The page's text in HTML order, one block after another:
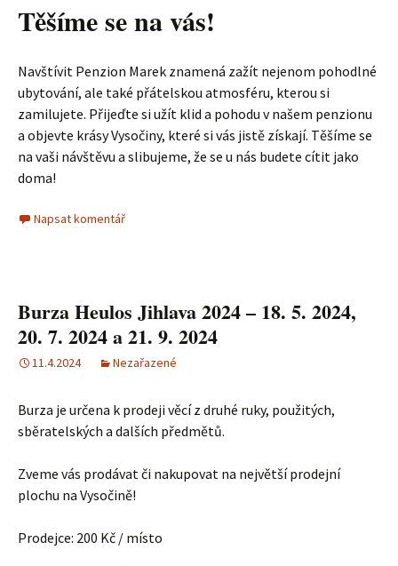
Těšíme se na vás!
Navštívit Penzion Marek znamená zažít nejenom pohodlné
ubytování, ale také přátelskou atmosféru, kterou si
zamilujete. Přijeďte si užít klid a pohodu v našem penzionu
a objevte krásy Vysočiny, které si vás jistě získají. Těšíme se
na vaši návštěvu a slibujeme, že se u nás budete cítit jako
doma!
Napsat komentář
Burza Heulos Jihlava 2024 – 18. 5. 2024,
20. 7. 2024 a 21. 9. 2024
11.4.2024 Nezařazené
Burza je určena k prodeji věcí z druhé ruky, použitých,
sběratelských a dalších předmětů.
Zveme vás prodávat či nakupovat na největší prodejní
plochu na Vysočině!
Prodejce: 200 Kč / místo